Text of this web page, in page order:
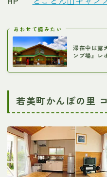
あわせて読みたい
滞在中は露
ンプ場』レ
若美町かんぼの里